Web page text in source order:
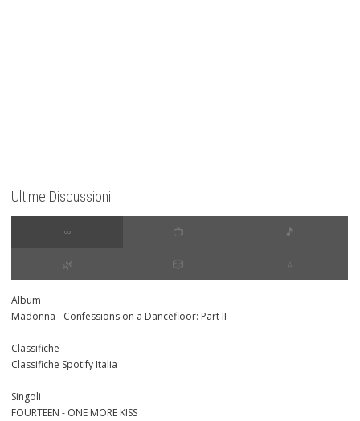
Ultime Discussioni
∞ 📺 🎵
🌿 🎲 ⭐️
Album
Madonna - Confessions on a Dancefloor: Part II
Classifiche
Classifiche Spotify Italia
Singoli
FOURTEEN - ONE MORE KISS